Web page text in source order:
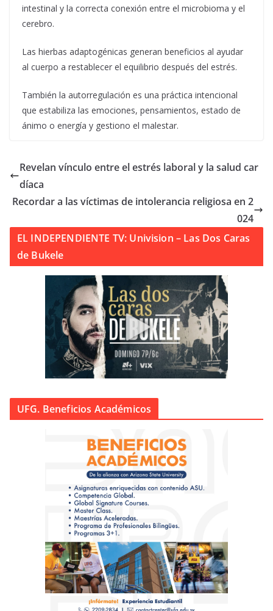
intestinal y la correcta conexión entre el microbioma y el
cerebro.
Las hierbas adaptogénicas generan beneficios al ayudar
al cuerpo a restablecer el equilibrio después del estrés.
También la autorregulación es una práctica intencional
que estabiliza las emociones, pensamientos, estado de
ánimo o energía y gestiono el malestar.
Revelan vínculo entre el estrés laboral y la salud car
díaca
Recordar a las víctimas de intolerancia religiosa en 2
024
EL INDEPENDIENTE TV: Univision – Las Dos Caras
de Bukele
UFG. Beneficios Académicos